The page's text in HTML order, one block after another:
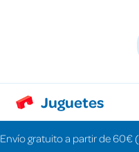
Juguetes
Envío gratuito a partir de 60€